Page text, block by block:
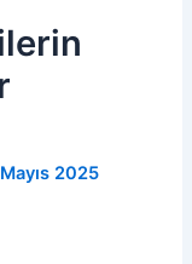
2025